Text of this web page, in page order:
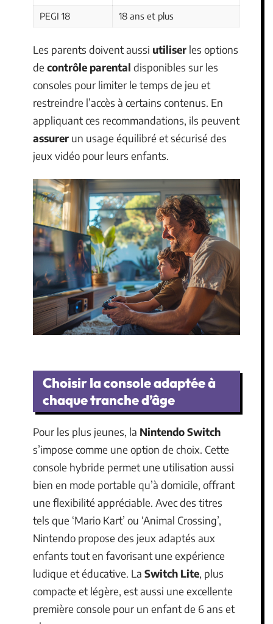
PEGI 18
18 ans et plus
Les parents doivent aussi utiliser les options
de contrôle parental disponibles sur les
consoles pour limiter le temps de jeu et
restreindre l’accès à certains contenus. En
appliquant ces recommandations, ils peuvent
assurer un usage équilibré et sécurisé des
jeux vidéo pour leurs enfants.
Choisir la console adaptée à
chaque tranche d’âge
Pour les plus jeunes, la Nintendo Switch
s’impose comme une option de choix. Cette
console hybride permet une utilisation aussi
bien en mode portable qu’à domicile, offrant
une flexibilité appréciable. Avec des titres
tels que ‘Mario Kart’ ou ‘Animal Crossing’,
Nintendo propose des jeux adaptés aux
enfants tout en favorisant une expérience
ludique et éducative. La Switch Lite, plus
compacte et légère, est aussi une excellente
première console pour un enfant de 6 ans et